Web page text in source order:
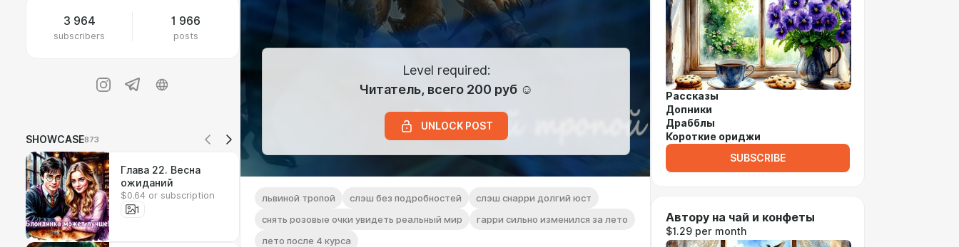
3 964
subscribers
1 966
posts
SHOWCASE873
Глава 22. Весна
ожиданий
$0.64 or subscription
1
Level required:
Читатель, всего 200 руб ☺
UNLOCK POST
львиной тропой слэш без подробностей
слэш снарри долгий юст
снять розовые очки увидеть реальный мир
гарри сильно изменился за лето
лето после 4 курса
Рассказы
Допники
Драбблы
Короткие ориджи
SUBSCRIBE
Автору на чай и конфеты
$1.29 per month